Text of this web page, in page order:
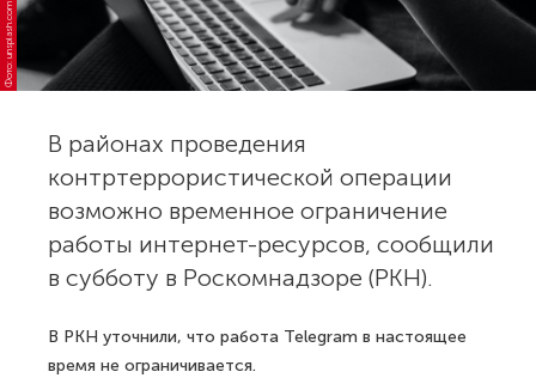
Фото: unsplash.com
В районах проведения
контртеррористической операции
возможно временное ограничение
работы интернет-ресурсов, сообщили
в субботу в Роскомнадзоре (РКН).
В РКН уточнили, что работа Telegram в настоящее
время не ограничивается.